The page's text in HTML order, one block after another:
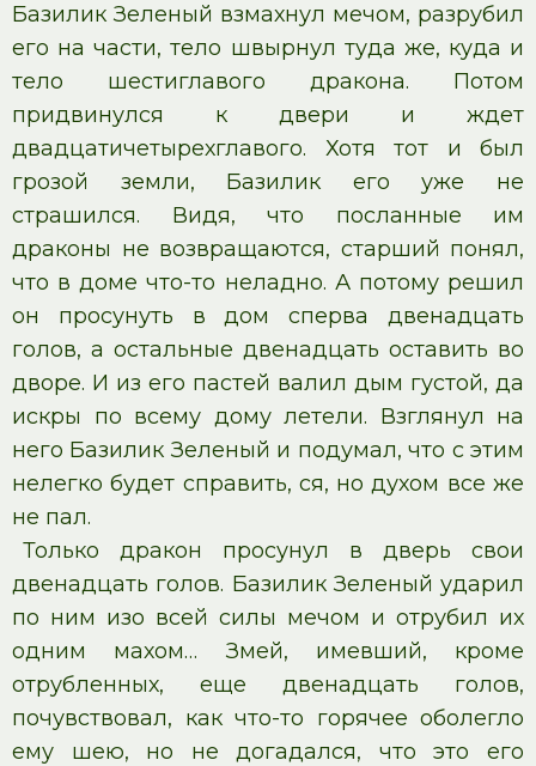
Базилик Зеленый взмахнул мечом, разрубил
его на части, тело швырнул туда же, куда и
тело шестиглавого дракона. Потом
придвинулся к двери и ждет
двадцатичетырехглавого. Хотя тот и был
грозой земли, Базилик его уже не
страшился. Видя, что посланные им
драконы не возвращаются, старший понял,
что в доме что-то неладно. А потому решил
он просунуть в дом сперва двенадцать
голов, а остальные двенадцать оставить во
дворе. И из его пастей валил дым густой, да
искры по всему дому летели. Взглянул на
него Базилик Зеленый и подумал, что с этим
нелегко будет справить, ся, но духом все же
не пал.
Только дракон просунул в дверь свои
двенадцать голов. Базилик Зеленый ударил
по ним изо всей силы мечом и отрубил их
одним махом… Змей, имевший, кроме
отрубленных, еще двенадцать голов,
почувствовал, как что-то горячее оболегло
ему шею, но не догадался, что это его